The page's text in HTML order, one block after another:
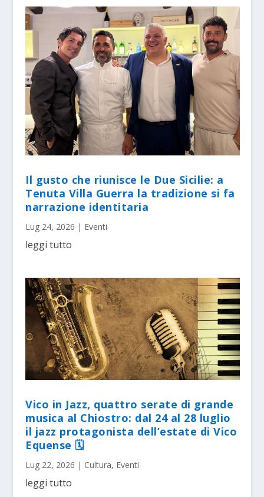
Il gusto che riunisce le Due Sicilie: a
Tenuta Villa Guerra la tradizione si fa
narrazione identitaria
Lug 24, 2026 | Eventi
leggi tutto
Vico in Jazz, quattro serate di grande
musica al Chiostro: dal 24 al 28 luglio
il jazz protagonista dell’estate di Vico
Equense 🗓
Lug 22, 2026 | Cultura, Eventi
leggi tutto